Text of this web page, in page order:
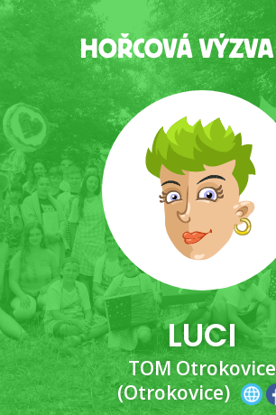
LUCI
TOM Otrokovice
(Otrokovice)